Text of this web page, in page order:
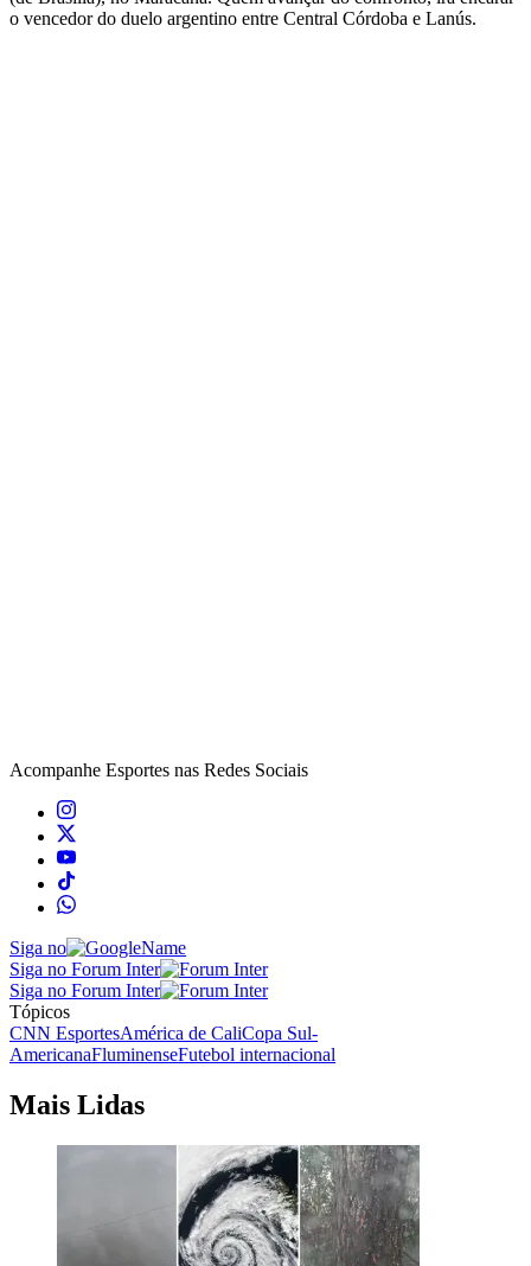
o vencedor do duelo argentino entre Central Córdoba e Lanús.
Acompanhe Esportes nas Redes Sociais
Siga no
Siga no Forum Inter
Siga no Forum Inter
Tópicos
CNN EsportesAmérica de CaliCopa Sul-
AmericanaFluminenseFutebol internacional
Mais Lidas